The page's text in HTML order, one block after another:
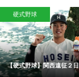
硬式野球
【硬式野球】「勝負強さ